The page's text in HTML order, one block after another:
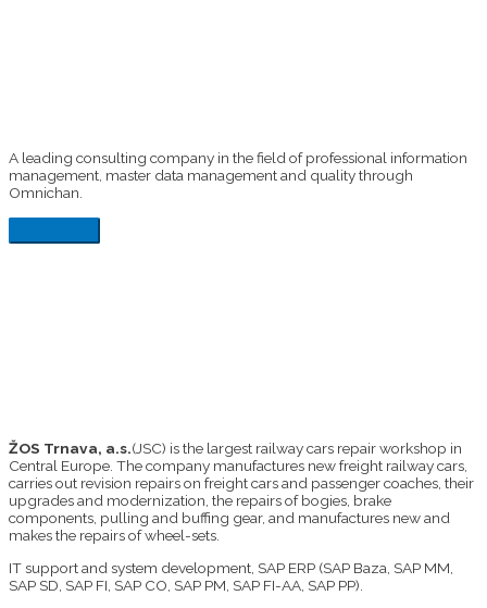
A leading consulting company in the field of professional information
management, master data management and quality through
Omnichan.
ŽOS Trnava, a.s.(JSC) is the largest railway cars repair workshop in
Central Europe. The company manufactures new freight railway cars,
carries out revision repairs on freight cars and passenger coaches, their
upgrades and modernization, the repairs of bogies, brake
components, pulling and buffing gear, and manufactures new and
makes the repairs of wheel-sets.
IT support and system development, SAP ERP (SAP Baza, SAP MM,
SAP SD, SAP FI, SAP CO, SAP PM, SAP FI-AA, SAP PP).